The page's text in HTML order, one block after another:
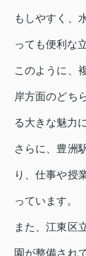
もしやすく、
っても便利な
このように、
岸方面のどち
る大きな魅力
さらに、豊洲
り、仕事や授
っています。
また、江東区
園が整備され